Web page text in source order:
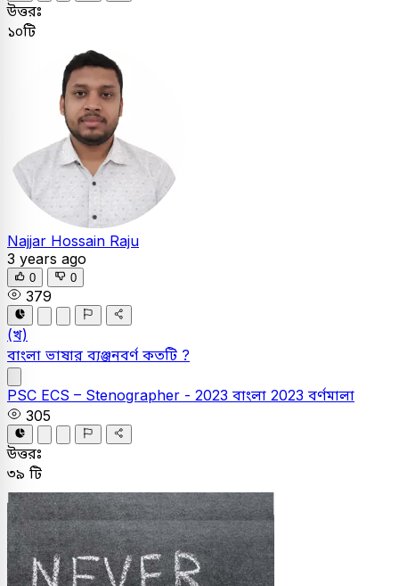
উত্তরঃ
১০টি
Najjar Hossain Raju
3 years ago
0 0
379
(খ)
বাংলা ভাষার ব্যঞ্জনবর্ণ কতটি ?
PSC ECS – Stenographer - 2023 বাংলা 2023 বর্ণমালা
305
উত্তরঃ
৩৯ টি